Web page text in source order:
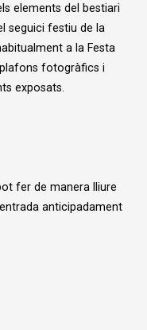
elements del bestiari
seguici festiu de la
a la Festa
fotogràfics i
exposats.
fer de manera lliure
anticipadament